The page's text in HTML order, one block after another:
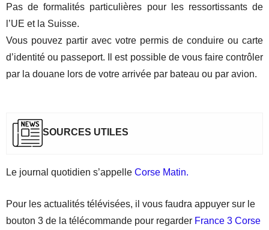
Pas de formalités particulières pour les ressortissants de
l’UE et la Suisse.
Vous pouvez partir avec votre permis de conduire ou carte
d’identité ou passeport. Il est possible de vous faire contrôler
par la douane lors de votre arrivée par bateau ou par avion.
SOURCES UTILES
Le journal quotidien s’appelle Corse Matin.
Pour les actualités télévisées, il vous faudra appuyer sur le
bouton 3 de la télécommande pour regarder France 3 Corse